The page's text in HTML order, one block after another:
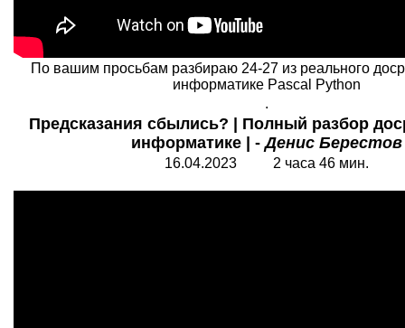
По вашим просьбам разбираю 24-27 из реального
информатике Pascal Python
.
Предсказания сбылись? | Полный разбор
информатике | -Денис Берестов
16.04.2023 2 часа 46 мин.